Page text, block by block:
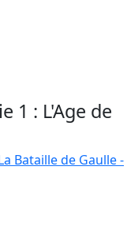
1 : L'Age de
Bataille de Gaulle -